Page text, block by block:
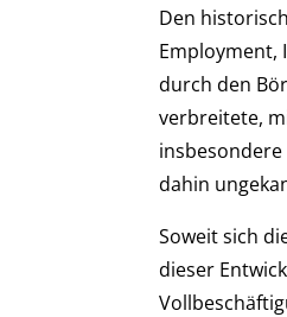
Den
Employment,
durch den
verbreitete,
dahin
Soweit sich
dieser